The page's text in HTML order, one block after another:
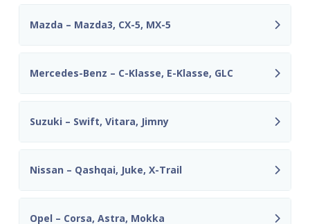
Mazda – Mazda3, CX-5, MX-5
Mercedes-Benz – C-Klasse, E-Klasse, GLC
Suzuki – Swift, Vitara, Jimny
Nissan – Qashqai, Juke, X-Trail
Opel – Corsa, Astra, Mokka